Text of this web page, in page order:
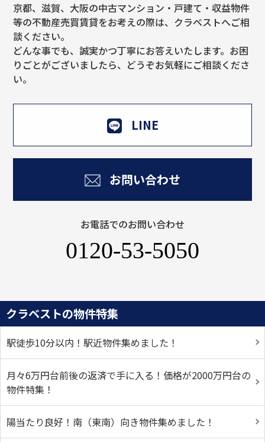
京都、滋賀、大阪の中古マンション・戸建て・収益物件
等の不動産売買賃貸をお考えの際は、クラベストへご相
談ください。
どんな事でも、誠実かつ丁寧にお答えいたします。お困
りごとがございましたら、どうぞお気軽にご相談くださ
い。
LINE
お問い合わせ
お電話でのお問い合わせ
0120-53-5050
クラベストの物件特集
駅徒歩10分以内！駅近物件集めました！
月々6万円台前後の返済で手に入る！価格が2000万円台の
物件特集！
陽当たり良好！南（東南）向き物件集めました！